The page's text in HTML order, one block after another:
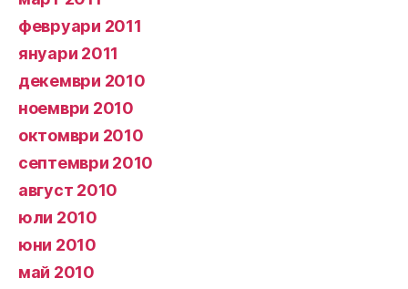
февруари 2011
януари 2011
декември 2010
ноември 2010
октомври 2010
септември 2010
август 2010
юли 2010
юни 2010
май 2010